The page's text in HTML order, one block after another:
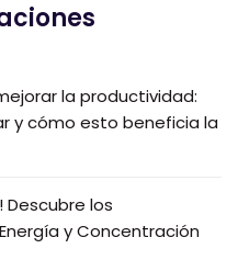
la productividad:
y cómo esto beneficia la
Descubre los
y Concentración